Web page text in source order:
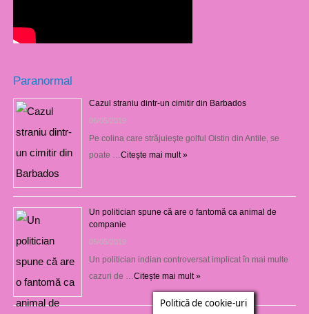
Paranormal
Cazul straniu dintr-un cimitir din Barbados
06/05/2019
Pe colina care străjuieşte golful Oistin din Antile, se
poate … Citește mai mult »
Un politician spune că are o fantomă ca animal de
companie
05/05/2019
Un politician indian controversat implicat în mai multe
cazuri de … Citește mai mult »
Politică de cookie-uri